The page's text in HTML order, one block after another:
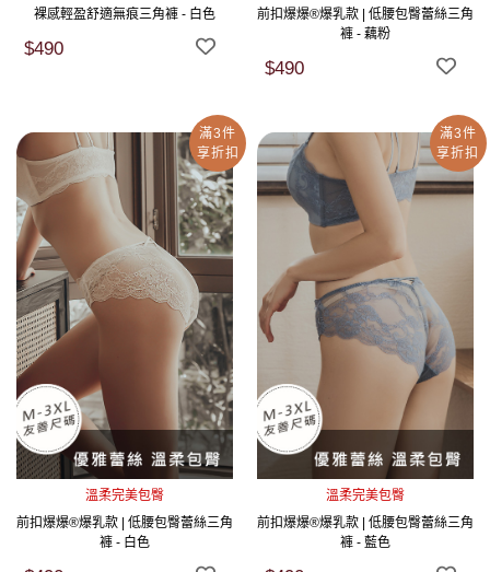
裸感輕盈舒適無痕三角褲 - 白色
$490
前扣爆爆®爆乳款 | 低腰包臀蕾絲三角
褲 - 藕粉
$490
滿3件
享折扣
溫柔完美包臀
前扣爆爆®爆乳款 | 低腰包臀蕾絲三角
褲 - 白色
滿3件
享折扣
溫柔完美包臀
前扣爆爆®爆乳款 | 低腰包臀蕾絲三角
褲 - 藍色